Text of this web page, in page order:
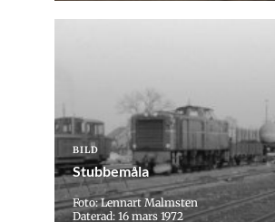
BILD
Stubbemåla
Foto: Lennart Malmsten
Daterad: 16 mars 1972